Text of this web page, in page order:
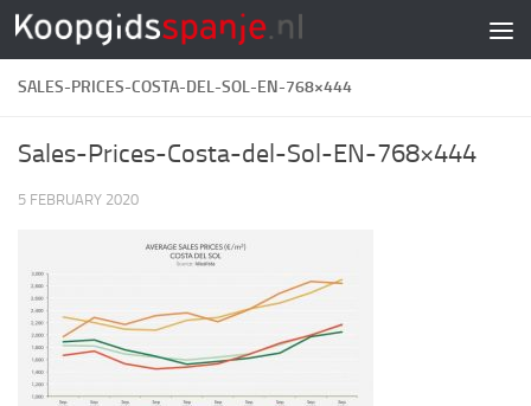
Doorgaan naar inhoud
SALES-PRICES-COSTA-DEL-SOL-EN-768×444
Sales-Prices-Costa-del-Sol-EN-768×444
5 FEBRUARY 2020